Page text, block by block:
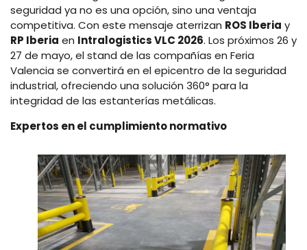
seguridad ya no es una opción, sino una ventaja
competitiva. Con este mensaje aterrizan ROS Iberia y
RP Iberia en Intralogistics VLC 2026. Los próximos 26 y
27 de mayo, el stand de las compañías en Feria
Valencia se convertirá en el epicentro de la seguridad
industrial, ofreciendo una solución 360° para la
integridad de las estanterías metálicas.
Expertos en el cumplimiento normativo